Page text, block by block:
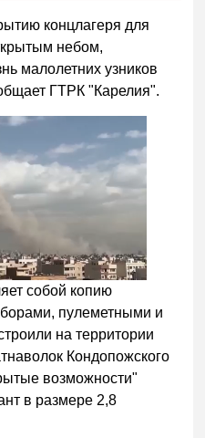
концлагеря для
небом,
малолетних узников
ГТРК "Карелия".
собой копию
пулеметными и
на территории
Кондопожского
возможности"
в размере 2,8